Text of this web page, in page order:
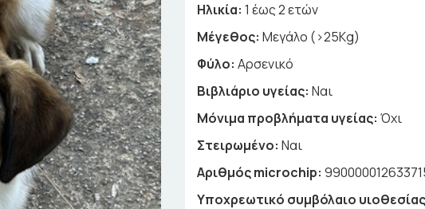
Ηλικία:1 έως 2 ετών
Μέγεθος:Μεγάλο (>25Kg)
Φύλο:Αρσενικό
Βιβλιάριο υγείας: Ναι
Μόνιμα προβλήματα υγείας: Όχι
Στειρωμένο: Ναι
Αριθμός microchip:
Υποχρεωτικό συμβόλαιο